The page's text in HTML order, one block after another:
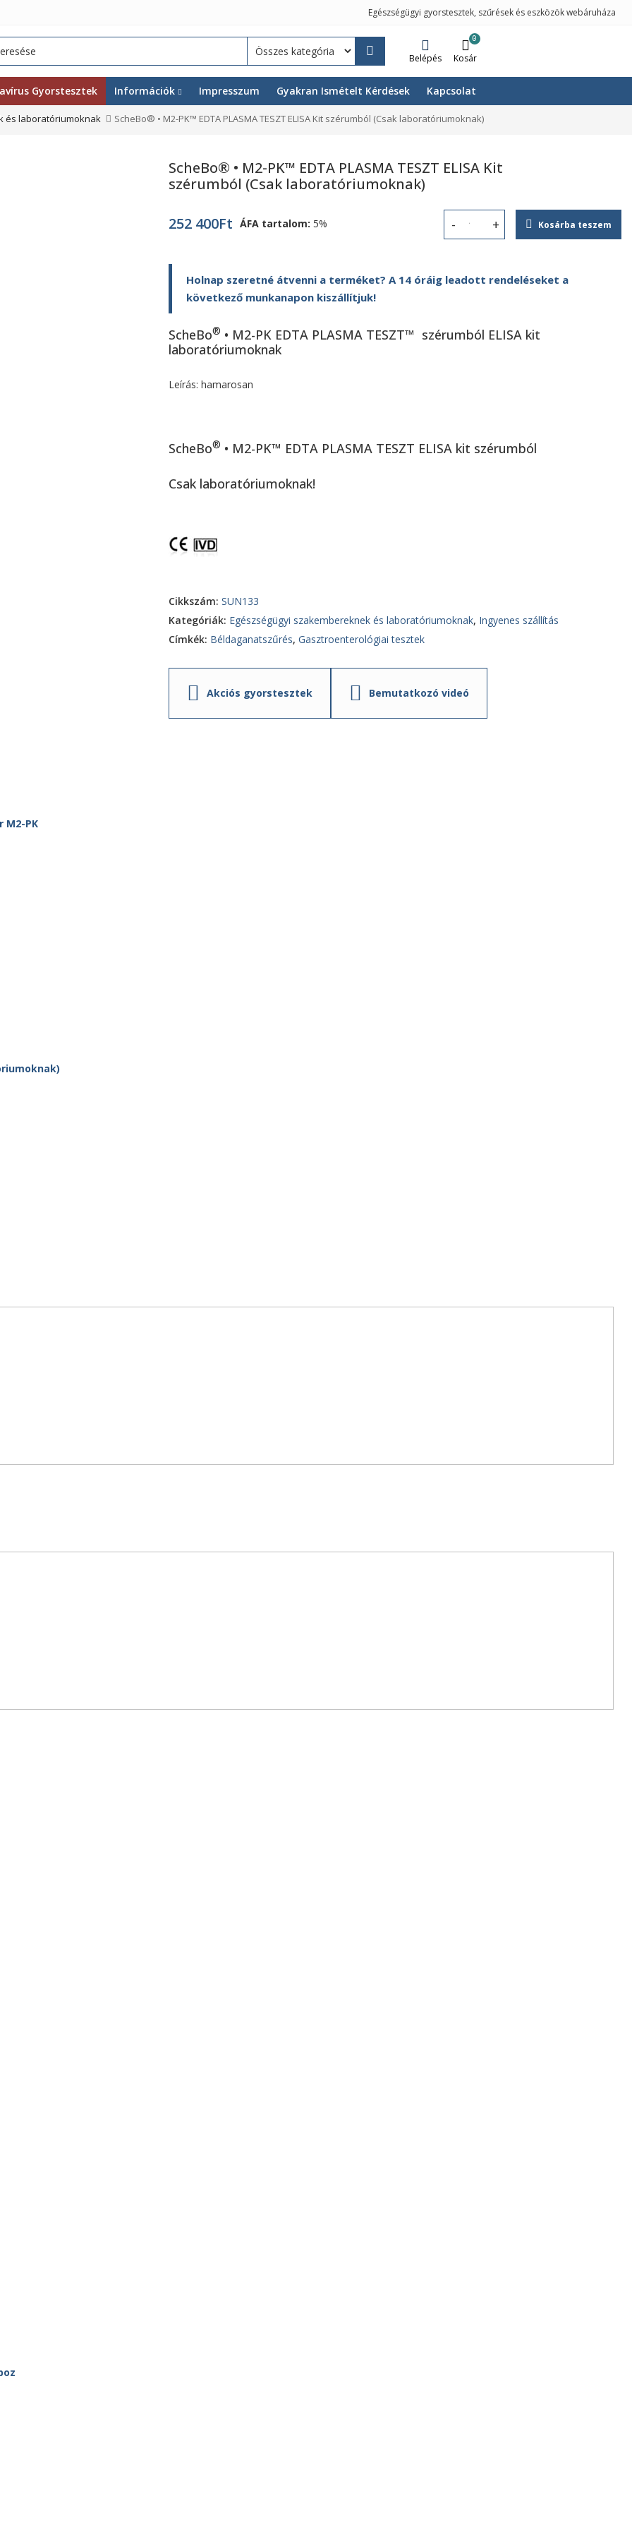
Egészségügyi gyorstesztek, szűrések és eszközök webáruháza
Belépés
0
Kosár
Gyorstesztek Információk Impresszum Gyakran Ismételt Kérdések Kapcsolat
és laboratóriumoknak ScheBo® • M2-PK™ EDTA PLASMA TESZT ELISA Kit szérumból (Csak laboratóriumoknak)
ScheBo® • M2-PK™ EDTA PLASMA TESZT ELISA Kit
szérumból (Csak laboratóriumoknak)
252 400Ft ÁFA tartalom: 5% ScheBo® • M2-PK™ EDTA PLASMA
Kosárba teszem
Holnap szeretné átvenni a terméket? A 14 óráig leadott rendeléseket a
következő munkanapon kiszállítjuk!
ScheBo® • M2-PK EDTA PLASMA TESZT™ szérumból ELISA kit
laboratóriumoknak
Leírás: hamarosan
ScheBo® • M2-PK™ EDTA PLASMA TESZT ELISA kit szérumból
Csak laboratóriumoknak!
Cikkszám: SUN133
Kategóriák: Egészségügyi szakembereknek és laboratóriumoknak, Ingyenes szállítás
Címkék: Béldaganatszűrés, Gasztroenterológiai tesztek
Akciós gyorstesztek Bemutatkozó videó